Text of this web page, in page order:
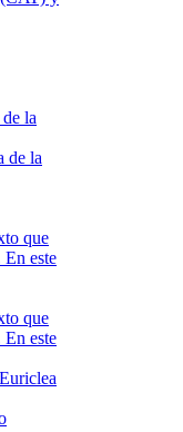
la
de la